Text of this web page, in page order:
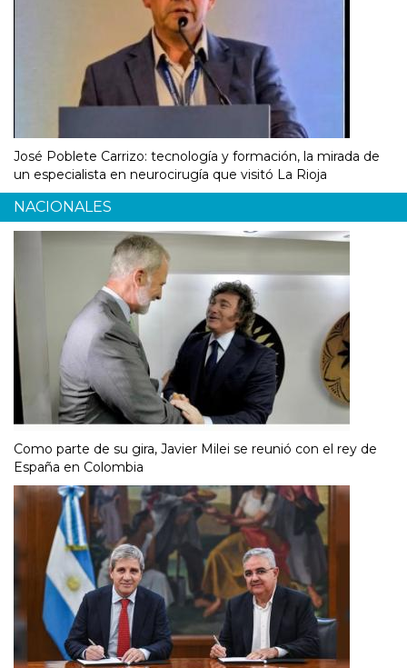
José Poblete Carrizo: tecnología y formación, la mirada de
un especialista en neurocirugía que visitó La Rioja
NACIONALES
Como parte de su gira, Javier Milei se reunió con el rey de
España en Colombia